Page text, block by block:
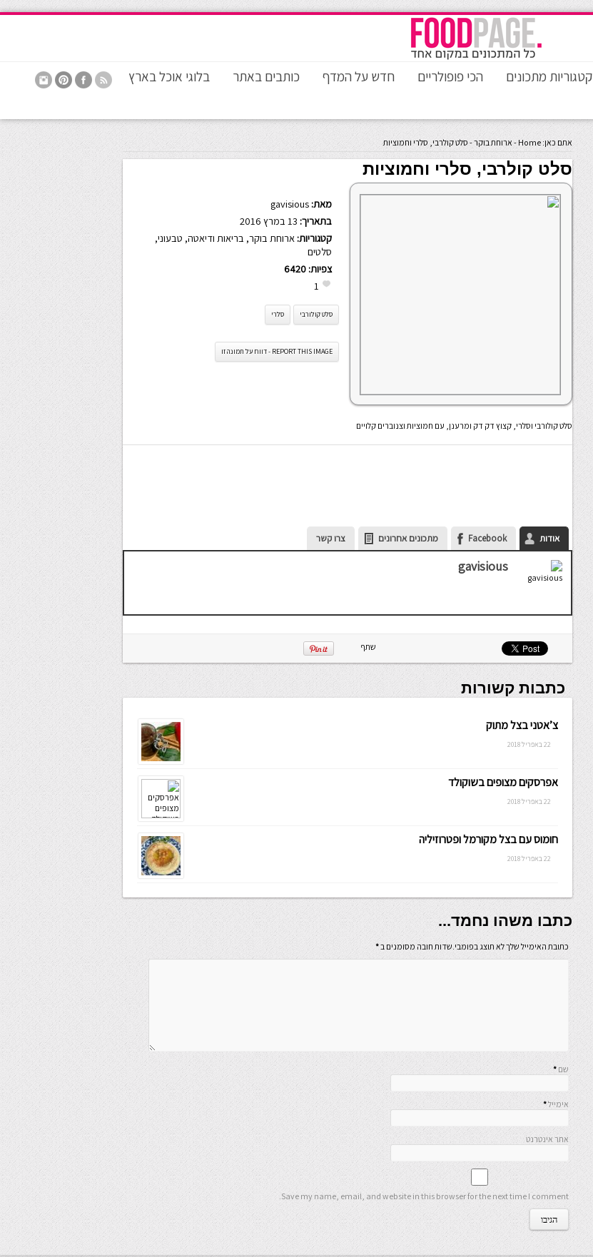
קטגוריות מתכונים הכי פופולריים חדש על המדף כותבים באתר בלוגי אוכל בארץ
אתם כאן: Home
- ארוחת בוקר-סלט קולרבי, סלרי וחמוציות
סלט קולרבי, סלרי וחמוציות
מאת: gavisious
בתאריך:
קטגוריות: ארוחת בוקר, בריאות ודיאטה, טבעוני,
סלטים
צפיות: 6420
1
סלט קולורבי סלרי
REPORT THIS IMAGE - דווח על תמונה זו
סלט קולורבי וסלרי, קצוץ דק דק ומרענן, עם חמוציות וצנוברים קלויים
אודות Facebook מתכונים אחרונים צרו קשר
gavisious
שתף
כתבות קשורות
צ’אטני בצל מתוק
22 באפריל 2018
אפרסקים מצופים בשוקולד
22 באפריל 2018
חומוס עם בצל מקורמל ופטרוזיליה
22 באפריל 2018
כתבו משהו נחמד...
כתובת האימייל שלך לא תוצג בפומבי.שדות חובה מסומנים ב*
שם *
אימייל*
אתר אינטרנט
Save my name, email, and website in this browser for the next time I comment.